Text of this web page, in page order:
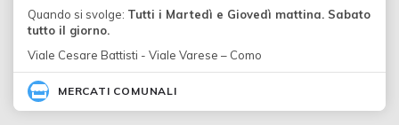
Quando si svolge: Tutti i Martedì e Giovedì mattina. Sabato
tutto il giorno.
Viale Cesare Battisti - Viale Varese – Como
MERCATI COMUNALI